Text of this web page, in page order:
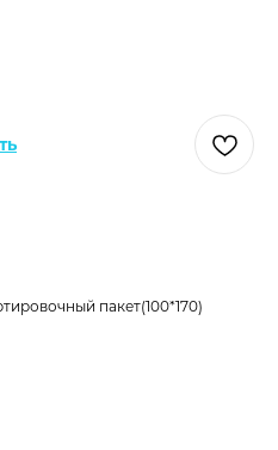
пакет(100*170)